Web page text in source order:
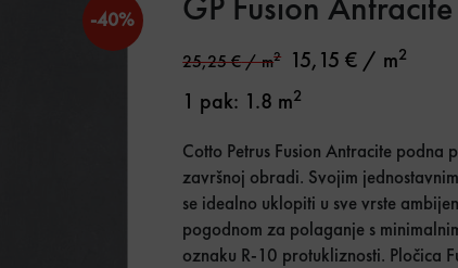
-40%
25,25€/ m2 15,15€ / m2
1 pak: 1.8 m2
Cotto Petrus Fusion Antracite
završnoj obradi. Svojim
se idealno uklopiti u sve vrste
pogodnom za polaganje s
oznaku R-10 protukliznosti. Pločica